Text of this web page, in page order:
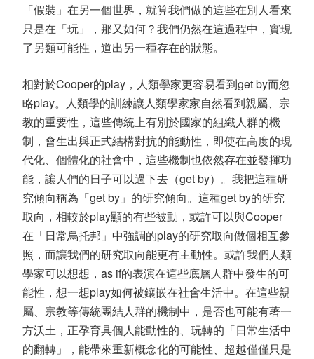
「假裝」在另一個世界，就算我們做的這些在別人看來
只是在「玩」，那又如何？我們仍然在這過程中，實現
了另類可能性，道出另一種存在的狀態。
相對於Cooper的play，人類學家更容易看到get by而忽
略play。人類學的訓練讓人類學家家自然看到親屬、宗
教的重要性，這些傳統上有別於國家的組織人群的機
制，會生出與正式結構對抗的能動性，即使在高度的現
代化、個體化的社會中，這些機制也依然存在並發揮功
能，讓人們的日子可以過下去（get by）。我把這種研
究傾向稱為「get by」的研究傾向。這種get by的研究
取向，相較於play顯的有些被動，或許可以與Cooper
在「日常烏托邦」中強調的play的研究取向做個相互參
照，而讓我們的研究取向能更有主動性。或許我們人類
學家可以想想，as if的表演在這些底層人群中發生的可
能性，想一想play如何被鑲嵌在社會生活中。在這些親
屬、宗教等傳統團結人群的機制中，是否也可能有著一
方沃土，正孕育具個人能動性的、玩轉的「日常生活中
的翻轉」，能帶來重新概念化的可能性、超越僅僅只是